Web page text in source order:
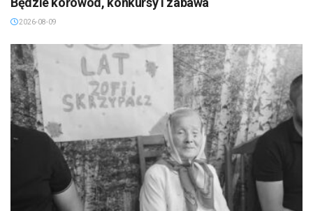
2026-08-09